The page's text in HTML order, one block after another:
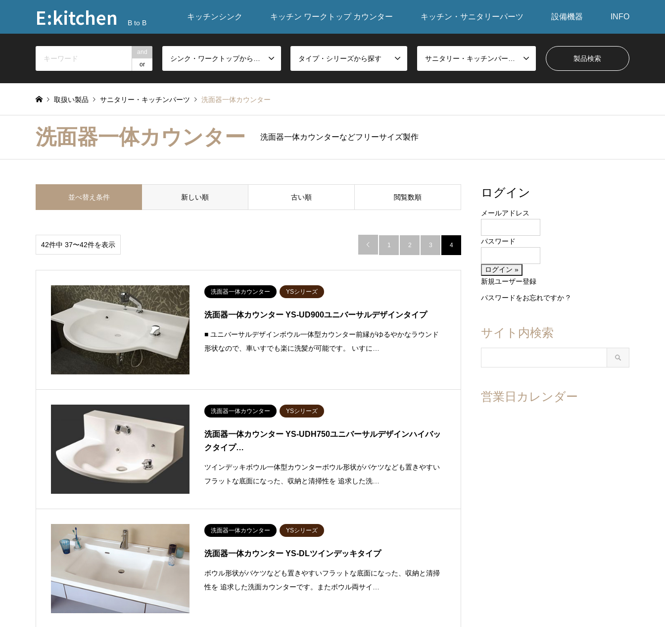
E:kitchen B to B
キッチンシンク キッチン ワークトップ カウンター キッチン・サニタリーパーツ 設備機器 INFO
and
or
タイプ・シリーズから探す
取扱い製品 サニタリー・キッチンパーツ 洗面器一体カウンター
洗面器一体カウンター 洗面器一体カウンターなどフリーサイズ製作
並べ替え条件 新しい順 古い順 閲覧数順
42件中 37〜42件を表示  1 2 3 4
洗面器一体カウンター YSシリーズ
洗面器一体カウンター YS-UD900ユニバーサルデザインタイプ
■ ユニバーサルデザインボウル一体型カウンター前縁がゆるやかなラウンド
形状なので、車いすでも楽に洗髪が可能です。 いすに…
洗面器一体カウンター YSシリーズ
洗面器一体カウンター YS-UDH750ユニバーサルデザインハイバッ
クタイプ…
ツインデッキボウル一体型カウンターボウル形状がバケツなども置きやすい
フラットな底面になった、収納と清掃性を 追求した洗…
洗面器一体カウンター YSシリーズ
洗面器一体カウンター YS-DLツインデッキタイプ
ボウル形状がバケツなども置きやすいフラットな底面になった、収納と清掃
性を 追求した洗面カウンターです。またボウル両サイ…
ログイン
メールアドレス
パスワード
新規ユーザー登録
パスワードをお忘れですか ?
サイト内検索
営業日カレンダー